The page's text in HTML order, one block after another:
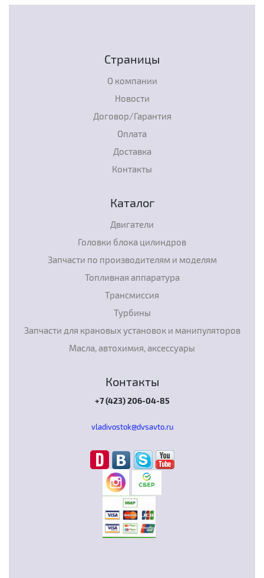
Страницы
О компании
Новости
Договор/Гарантия
Оплата
Доставка
Контакты
Каталог
Двигатели
Головки блока цилиндров
Запчасти по производителям и моделям
Топливная аппаратура
Трансмиссия
Турбины
Запчасти для крановых установок и манипуляторов
Масла, автохимия, аксессуары
Контакты
+7 (423) 206-04-85
vladivostok@dvsavto.ru